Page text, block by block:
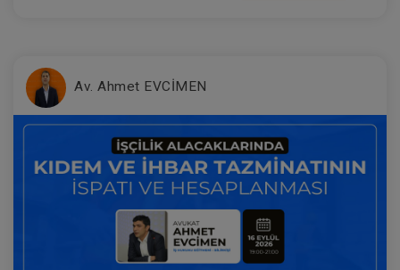
360 TL
Tüketici Hukuku Enstitüsü
Av. Ahmet EVCİMEN